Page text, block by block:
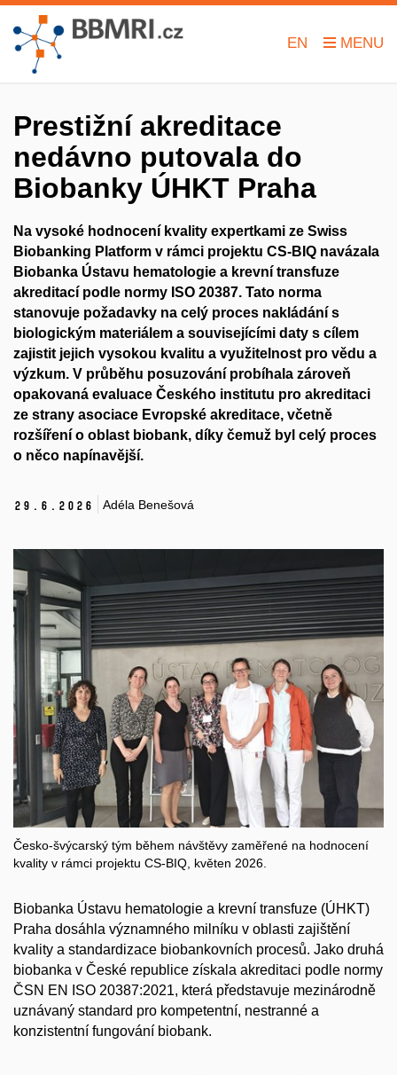
EN
Prestižní akreditace
nedávno putovala do
Biobanky ÚHKT Praha
Na vysoké hodnocení kvality expertkami ze Swiss
Biobanking Platform v rámci projektu CS-BIQ navázala
Biobanka Ústavu hematologie a krevní transfuze
akreditací podle normy ISO 20387. Tato norma
stanovuje požadavky na celý proces nakládání s
biologickým materiálem a souvisejícími daty s cílem
zajistit jejich vysokou kvalitu a využitelnost pro vědu a
výzkum. V průběhu posuzování probíhala zároveň
opakovaná evaluace Českého institutu pro akreditaci
ze strany asociace Evropské akreditace, včetně
rozšíření o oblast biobank, díky čemuž byl celý proces
o něco napínavější.
29. 6. 2026 Adéla Benešová
Česko-švýcarský tým během návštěvy zaměřené na hodnocení
kvality v rámci projektu CS-BIQ, květen 2026.
Biobanka Ústavu hematologie a krevní transfuze (ÚHKT)
Praha dosáhla významného milníku v oblasti zajištění
kvality a standardizace biobankovních procesů. Jako druhá
biobanka v České republice získala akreditaci podle normy
ČSN EN ISO 20387:2021, která představuje mezinárodně
uznávaný standard pro kompetentní, nestranné a
konzistentní fungování biobank.